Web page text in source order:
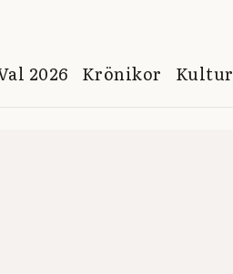
2026 Krönikor Kultur